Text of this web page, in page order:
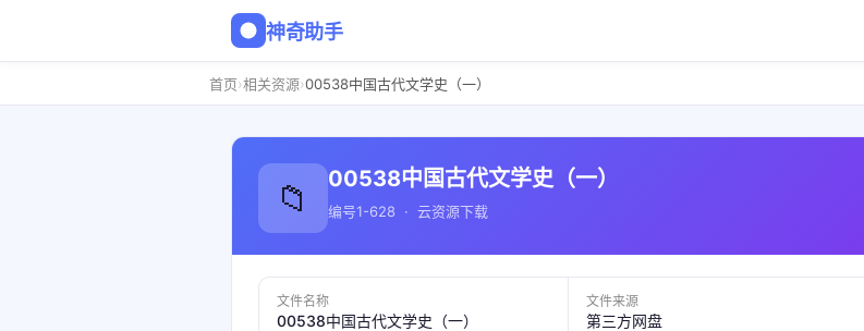
神奇助手
首页›相关资源›00538中国古代文学史（一）
📁 00538中国古代文学史（一）
编号1-628 · 云资源下载
文件名称
00538中国古代文学史（一）
文件来源
第三方网盘